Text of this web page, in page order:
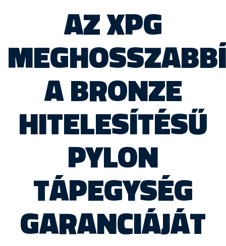
AZ XPG
A BRONZE
HITELESÍTÉSŰ
PYLON
TÁPEGYSÉG
GARANCIÁJÁT